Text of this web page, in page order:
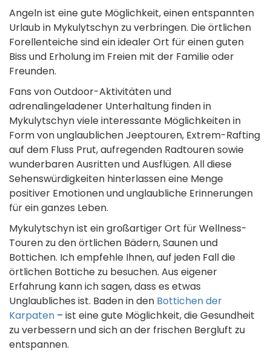
Angeln ist eine gute Möglichkeit, einen entspannten
Urlaub in Mykulytschyn zu verbringen. Die örtlichen
Forellenteiche sind ein idealer Ort für einen guten
Biss und Erholung im Freien mit der Familie oder
Freunden.
Fans von Outdoor-Aktivitäten und
adrenalingeladener Unterhaltung finden in
Mykulytschyn viele interessante Möglichkeiten in
Form von unglaublichen Jeeptouren, Extrem-Rafting
auf dem Fluss Prut, aufregenden Radtouren sowie
wunderbaren Ausritten und Ausflügen. All diese
Sehenswürdigkeiten hinterlassen eine Menge
positiver Emotionen und unglaubliche Erinnerungen
für ein ganzes Leben.
Mykulytschyn ist ein großartiger Ort für Wellness-
Touren zu den örtlichen Bädern, Saunen und
Bottichen. Ich empfehle Ihnen, auf jeden Fall die
örtlichen Bottiche zu besuchen. Aus eigener
Erfahrung kann ich sagen, dass es etwas
Unglaubliches ist. Baden in den Bottichen der
Karpaten – ist eine gute Möglichkeit, die Gesundheit
zu verbessern und sich an der frischen Bergluft zu
entspannen.